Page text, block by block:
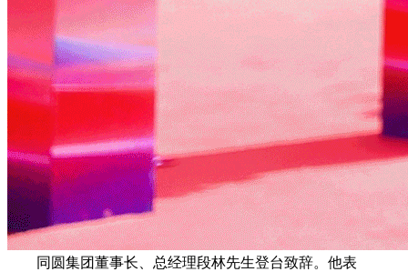
同圆集团董事长、总经理段林先生登台致辞。他表